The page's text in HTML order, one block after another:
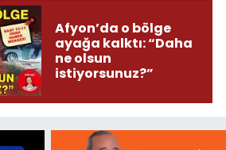
Afyon’da o bölge
ayağa kalktı: “Daha
ne olsun
istiyorsunuz?”